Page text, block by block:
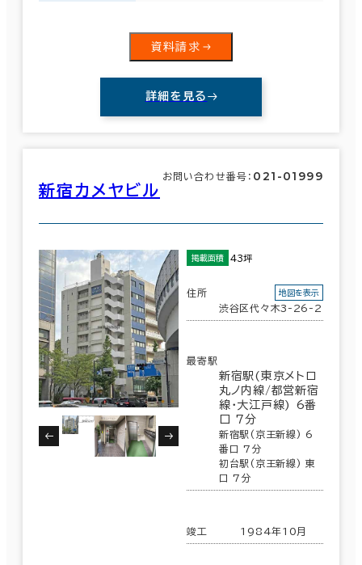
資料請求
詳細を見る
新宿カメヤビル
お問い合わせ番号： 021-01999
掲載面積 43坪
住所
渋谷区代々木3-26-2
地図を表示
最寄駅
新宿駅(東京メトロ
丸ノ内線/都営新宿
線･大江戸線) 6番
口 7分
新宿駅(京王新線) 6
番口 7分
初台駅(京王新線) 東
口 7分
竣工 1984年10月
東京都下 (161)
文京区 (142)
(191)
目黒区 (40)
中野区
杉並区 (17)
荒川区 (7)
45室
築年数
階数
1階 2階以上
その他
駐車場設備あり